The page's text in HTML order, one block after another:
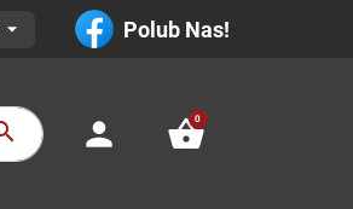
 Polub Nas!
person shopping_basket
0